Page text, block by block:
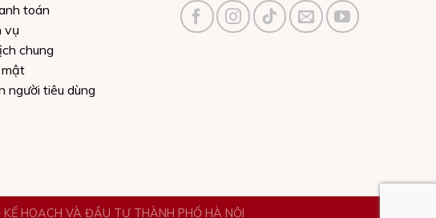
toán
vụ
chung
mật
người tiêu dùng
HOẠCH VÀ ĐẦU TƯ THÀNH PHỐ HÀ NỘI